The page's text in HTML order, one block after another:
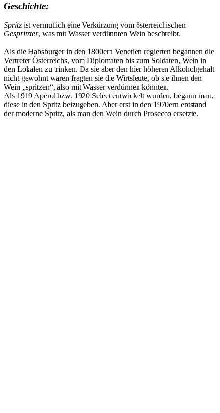
Geschichte:
Spritz ist vermutlich eine Verkürzung vom österreichischen
Gespritzter, was mit Wasser verdünnten Wein beschreibt.
Als die Habsburger in den 1800ern Venetien regierten begannen die
Vertreter Österreichs, vom Diplomaten bis zum Soldaten, Wein in
den Lokalen zu trinken. Da sie aber den hier höheren Alkoholgehalt
nicht gewohnt waren fragten sie die Wirtsleute, ob sie ihnen den
Wein „spritzen“, also mit Wasser verdünnen könnten.
Als 1919 Aperol bzw. 1920 Select entwickelt wurden, begann man,
diese in den Spritz beizugeben. Aber erst in den 1970ern entstand
der moderne Spritz, als man den Wein durch Prosecco ersetzte.